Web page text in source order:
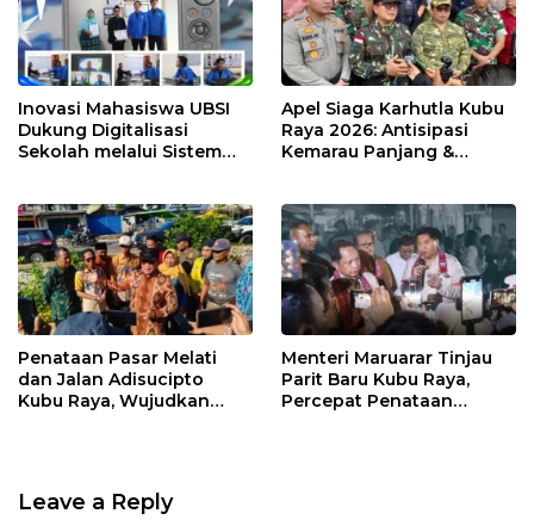
Inovasi Mahasiswa UBSI
Dukung Digitalisasi
Sekolah melalui Sistem
Apel Siaga Karhutla Kubu
Raya 2026: Antisipasi
Kemarau Panjang &
Penataan Pasar Melati
dan Jalan Adisucipto
Kubu Raya, Wujudkan
Menteri Maruarar Tinjau
Parit Baru Kubu Raya,
Percepat Penataan
Leave a Reply